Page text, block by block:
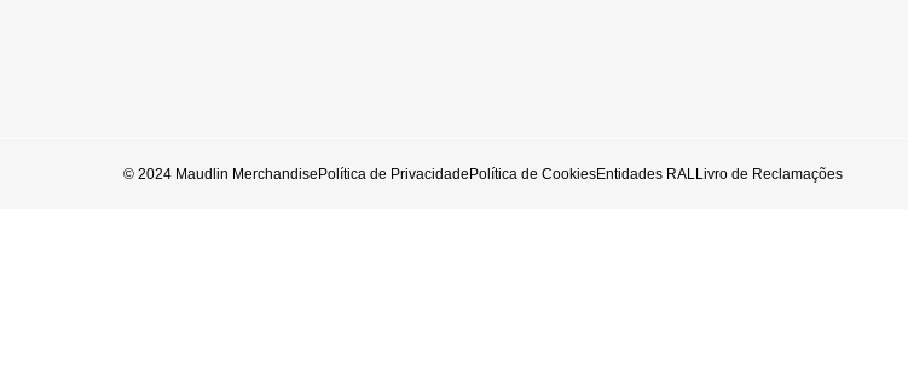
© 2024 Maudlin Merchandise Política de Privacidade Política de CookiesEntidades RALLivro de Reclamações